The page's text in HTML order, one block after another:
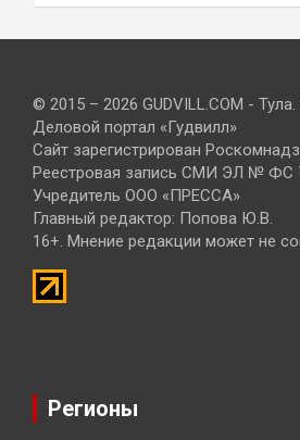
© 2015 – 2026 GUDVILL.COM -
Деловой портал «Гудвилл»
Сайт зарегистрирован
Реестровая запись СМИ ЭЛ № ФС
Учредитель ООО «ПРЕССА»
Главный редактор: Попова Ю.В.
16+. Мнение редакции может не
Регионы